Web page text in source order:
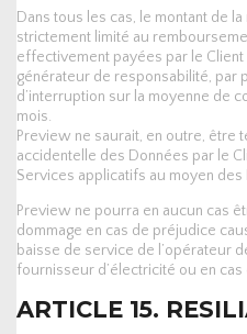
Dans tous les cas, le montant de
strictement limité au
effectivement payées par le
générateur de responsabilité, par
d’interruption sur la moyenne de
mois.
Preview ne saurait, en outre, être
accidentelle des Données par le
Services applicatifs au moyen des
Preview ne pourra en aucun cas
dommage en cas de préjudice
baisse de service de l’opérateur
fournisseur d’électricité ou en
ARTICLE 15.